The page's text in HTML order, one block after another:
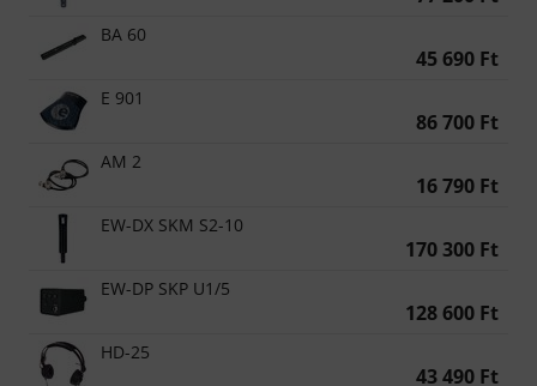
BA 60
45 690 Ft
E 901
86 700 Ft
AM 2
16 790 Ft
EW-DX SKM S2-10
170 300 Ft
EW-DP SKP U1/5
128 600 Ft
HD-25
43 490 Ft